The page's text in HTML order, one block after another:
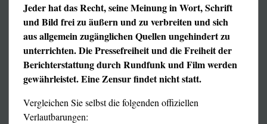
Aufklärung“, der weltweit ersten Organisation von Ärzten
gegen die Coronerei überhaupt, und ist seitdem als
standhafter und aufrechter Streiter gegen die Maßnahmen
der Corona-Diktatur bundesweit bekannt.
Der Prozeß war ursprünglich auf 18 Prozeßtage
anberaumt, inzwischen sind es bereits 19, und mit einer
Jeder hat das Recht, seine Meinung in Wort, Schrift
und Bild frei zu äußern und zu verbreiten und sich
aus allgemein zugänglichen Quellen ungehindert zu
unterrichten. Die Pressefreiheit und die Freiheit der
Berichterstattung durch Rundfunk und Film werden
gewährleistet.Eine Zensur findet nicht statt.
Vergleichen Sie selbst die folgenden offiziellen
Verlautbarungen: